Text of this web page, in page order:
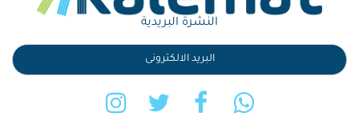
النشرة البريدية